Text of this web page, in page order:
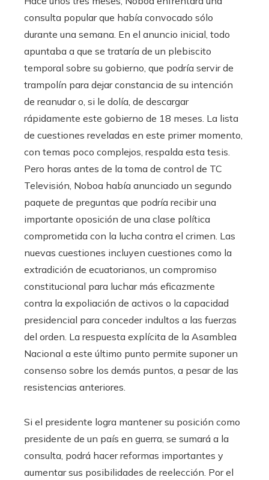
consulta popular que había convocado sólo
durante una semana. En el anuncio inicial, todo
apuntaba a que se trataría de un plebiscito
temporal sobre su gobierno, que podría servir de
trampolín para dejar constancia de su intención
de reanudar o, si le dolía, de descargar
rápidamente este gobierno de 18 meses. La lista
de cuestiones reveladas en este primer momento,
con temas poco complejos, respalda esta tesis.
Pero horas antes de la toma de control de TC
Televisión, Noboa había anunciado un segundo
paquete de preguntas que podría recibir una
importante oposición de una clase política
comprometida con la lucha contra el crimen. Las
nuevas cuestiones incluyen cuestiones como la
extradición de ecuatorianos, un compromiso
constitucional para luchar más eficazmente
contra la expoliación de activos o la capacidad
presidencial para conceder indultos a las fuerzas
del orden. La respuesta explícita de la Asamblea
Nacional a este último punto permite suponer un
consenso sobre los demás puntos, a pesar de las
resistencias anteriores.
Si el presidente logra mantener su posición como
presidente de un país en guerra, se sumará a la
consulta, podrá hacer reformas importantes y
aumentar sus posibilidades de reelección. Por el